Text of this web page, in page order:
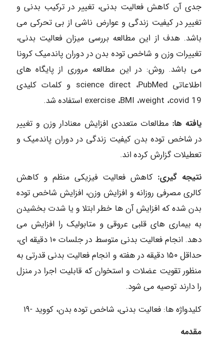
جدی آن کاهش فعالیت بدنی، تغییر در ترکیب بدنی و
تغییر در کیفیت زندگی و عوارض ناشی از بی تحرکی می
باشد. هدف از این مطالعه بررسی میزان فعالیت بدنی،
تغییرات وزن و شاخص توده بدن در دوران پاندمیک کرونا
می باشد. روش: در این مطالعه مروری از پایگاه های
اطلاعاتی science direct ،PubMed و کلمات کلیدی
exercise ،BMI ،weight ،covid 19 استفاده شد.
یافته ها: مطالعات متعددی افزایش معنادار وزن و تغییر
در شاخص توده بدن کیفیت زندگی در دوران پاندمیک و
تعطیلات گزارش کرده اند.
نتیجه گیری: کاهش فعالیت فیزیکی منظم و کاهش
کالری مصرفی روزانه و افزایش وزن، افزایش شاخص توده
بدن شده که افزایش آن ها خطر ابتلا و یا شدت بخشیدن
به بیماری های قلبی عروقی و متابولیک را افزایش می
دهد. انجام فعالیت بدنی متوسط در جلسات ۱۰ دقیقه ای،
حداقل ۱۵۰ دقیقه در هفته و انجام فعالیت بدنی قدرتی به
منظور تقویت عضلات و استخوان که قابلیت اجرا در منزل
را دارند توصیه می شود.
کلیدواژه ها: فعالیت بدنی، شاخص توده بدن، کووید -۱۹
مقدمه